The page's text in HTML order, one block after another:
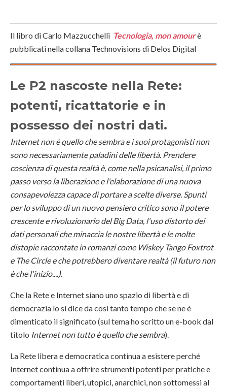
Il libro di Carlo Mazzucchelli Tecnologia, mon amourè
pubblicati nella collana Technovisions di Delos Digital
Le P2 nascoste nella Rete:
potenti, ricattatorie e in
possesso dei nostri dati.
Internet non è quello che sembra e i suoi protagonisti non
sono necessariamente paladini delle libertà. Prendere
coscienza di questa realtà è, come nella psicanalisi, il primo
passo verso la liberazione e l'elaborazione di una nuova
consapevolezza capace di portare a scelte diverse. Spunti
per lo sviluppo di un nuovo pensiero critico sono il potere
crescente e rivoluzionario del Big Data, l'uso distorto dei
dati personali che minaccia le nostre libertà e le molte
distopie raccontate in romanzi come Wiskey Tango Foxtrot
e The Circle e che potrebbero diventare realtà (il futuro non
è che l'inizio....).
Che la Rete e Internet siano uno spazio di libertà e di
democrazia lo si dice da così tanto tempo che se ne è
dimenticato il significato (sul tema ho scritto un e-book dal
titolo Internet non tutto è quello che sembra).
La Rete libera e democratica continua a esistere perché
Internet continua a offrire strumenti potenti per pratiche e
comportamenti liberi, utopici, anarchici, non sottomessi al